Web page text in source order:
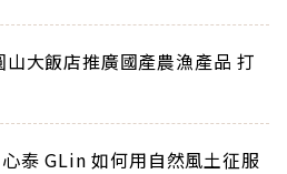
山大飯店推廣國產農漁產品 打
泰 GLin 如何用自然風土征服